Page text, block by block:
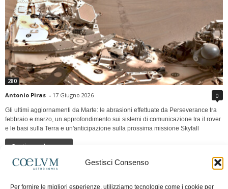
Gestisci Consenso
Per fornire le migliori esperienze, utilizziamo tecnologie come i cookie per
280
Antonio Piras - 17 Giugno 2026 0
Gli ultimi aggiornamenti da Marte: le abrasioni effettuate da Perseverance tra
febbraio e marzo, un approfondimento sui sistemi di comunicazione tra il rover
e le basi sulla Terra e un'anticipazione sulla prossima missione Skyfall
Continua a leggere